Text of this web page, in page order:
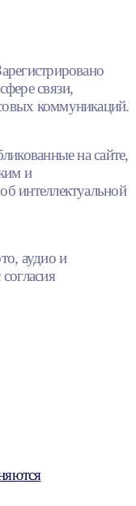
связи,
коммуникаций.
на сайте,
и
интеллектуальной
аудио и